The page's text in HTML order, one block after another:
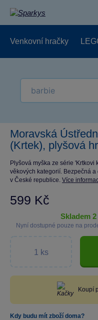
Venkovní hračky
Moravská
(Krtek), plyšová
Plyšová myška ze série
věkových kategorií. Bezpečná
v České republice. Více
599 Kč
skladem
Nyní dostupné pouze na
Koupí
Kdy budu mít zboží doma?